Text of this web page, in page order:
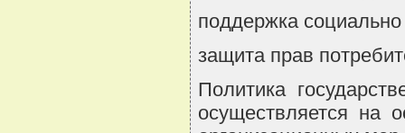
поддержка
защита прав
Политика
осуществляется на